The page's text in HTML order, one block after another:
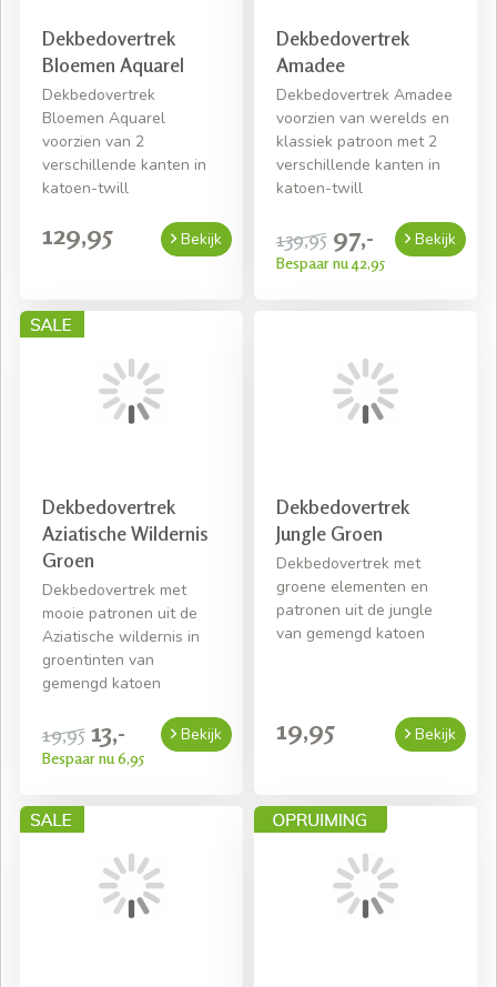
Dekbedovertrek
Bloemen Aquarel
Dekbedovertrek
Bloemen Aquarel
voorzien van 2
verschillende kanten in
katoen-twill
129,95 Bekijk
Dekbedovertrek
Amadee
Dekbedovertrek Amadee
voorzien van werelds en
klassiek patroon met 2
verschillende kanten in
katoen-twill
139,95 97,-
Bespaar nu 42,95
Bekijk
Dekbedovertrek
Aziatische Wildernis
Groen
Dekbedovertrek met
mooie patronen uit de
Aziatische wildernis in
groentinten van
gemengd katoen
19,95 13,-
Bespaar nu 6,95
Bekijk
Dekbedovertrek
Jungle Groen
Dekbedovertrek met
groene elementen en
patronen uit de jungle
van gemengd katoen
19,95 Bekijk